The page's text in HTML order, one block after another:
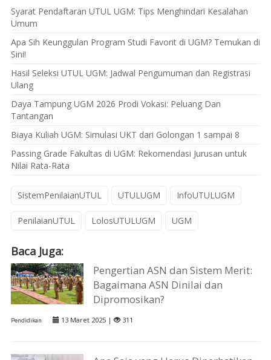
Syarat Pendaftaran UTUL UGM: Tips Menghindari Kesalahan
Umum
Apa Sih Keunggulan Program Studi Favorit di UGM? Temukan di
Sini!
Hasil Seleksi UTUL UGM: Jadwal Pengumuman dan Registrasi
Ulang
Daya Tampung UGM 2026 Prodi Vokasi: Peluang Dan
Tantangan
Biaya Kuliah UGM: Simulasi UKT dari Golongan 1 sampai 8
Passing Grade Fakultas di UGM: Rekomendasi Jurusan untuk
Nilai Rata-Rata
SistemPenilaianUTUL UTULUGM InfoUTULUGM
PenilaianUTUL LolosUTULUGM UGM
Baca Juga:
Pengertian ASN dan Sistem Merit:
Bagaimana ASN Dinilai dan
Dipromosikan?
Pendidikan 13 Maret 2025 | 311